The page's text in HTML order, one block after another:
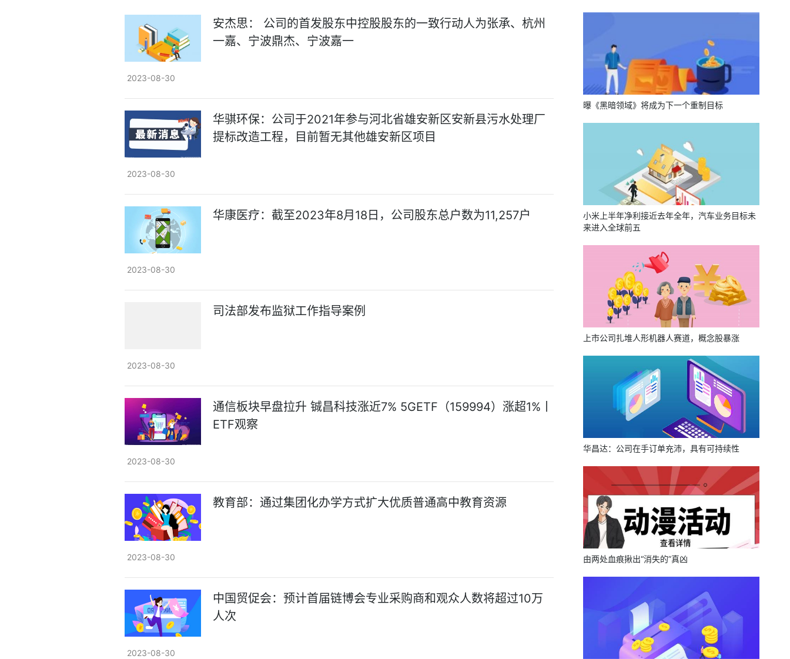
安杰思： 公司的首发股东中控股股东的一致行动人为张承、杭州
一嘉、宁波鼎杰、宁波嘉一
2023-08-30
华骐环保：公司于2021年参与河北省雄安新区安新县污水处理厂
提标改造工程，目前暂无其他雄安新区项目
2023-08-30
华康医疗：截至2023年8月18日，公司股东总户数为11,257户
2023-08-30
司法部发布监狱工作指导案例
2023-08-30
通信板块早盘拉升 铖昌科技涨近7% 5GETF（159994）涨超1%丨
ETF观察
2023-08-30
教育部：通过集团化办学方式扩大优质普通高中教育资源
2023-08-30
中国贸促会：预计首届链博会专业采购商和观众人数将超过10万
人次
2023-08-30
曝《黑暗领域》将成为下一个重制目标
小米上半年净利接近去年全年，汽车业务目标未
来进入全球前五
上市公司扎堆人形机器人赛道，概念股暴涨
华昌达：公司在手订单充沛，具有可持续性
由两处血痕揪出“消失的”真凶